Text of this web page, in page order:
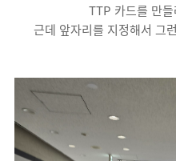
TTP 카드를 만
근데 앞자리를 지정해서 그